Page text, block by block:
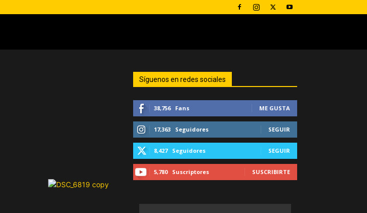
Síguenos en redes sociales
38,756 Fans ME GUSTA
17,363 Seguidores SEGUIR
8,427 Seguidores SEGUIR
5,780 Suscriptores SUSCRIBIRTE